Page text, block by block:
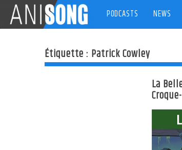
content
PODCASTS NEWS
Étiquette : Patrick Cowley
La